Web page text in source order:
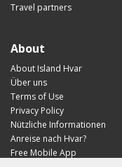
Travel partners
About
About Island Hvar
Über uns
Terms of Use
Privacy Policy
Nützliche Informationen
Anreise nach Hvar?
Free Mobile App